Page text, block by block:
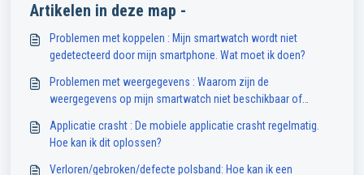
Artikelen in deze map -
Problemen met koppelen : Mijn smartwatch wordt niet
gedetecteerd door mijn smartphone. Wat moet ik doen?
Problemen met weergegevens : Waarom zijn de
weergegevens op mijn smartwatch niet beschikbaar of
Applicatie crasht : De mobiele applicatie crasht regelmatig.
Hoe kan ik dit oplossen?
Verloren/gebroken/defecte polsband: Hoe kan ik een